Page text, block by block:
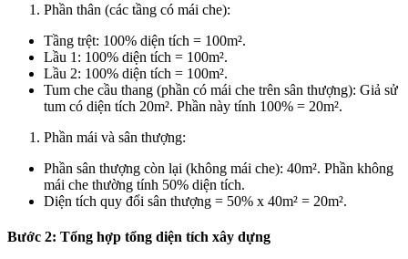
Phần thân (các tầng có mái che):
Tầng trệt: 100% diện tích = 100m².
Lầu 1: 100% diện tích = 100m².
Lầu 2: 100% diện tích = 100m².
Tum che cầu thang (phần có mái che trên sân thượng): Giả sử
tum có diện tích 20m². Phần này tính 100% = 20m².
Phần mái và sân thượng:
Phần sân thượng còn lại (không mái che): 40m². Phần không
mái che thường tính 50% diện tích.
Diện tích quy đổi sân thượng = 50% x 40m² = 20m².
Bước 2: Tổng hợp tổng diện tích xây dựng